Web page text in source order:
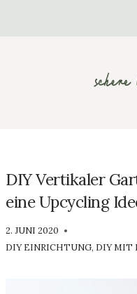
DIY Vertikaler
eine Upcycling
VON
LUISA
2. JUNI 2020
DIY EINRICHTUNG, DIY MIT